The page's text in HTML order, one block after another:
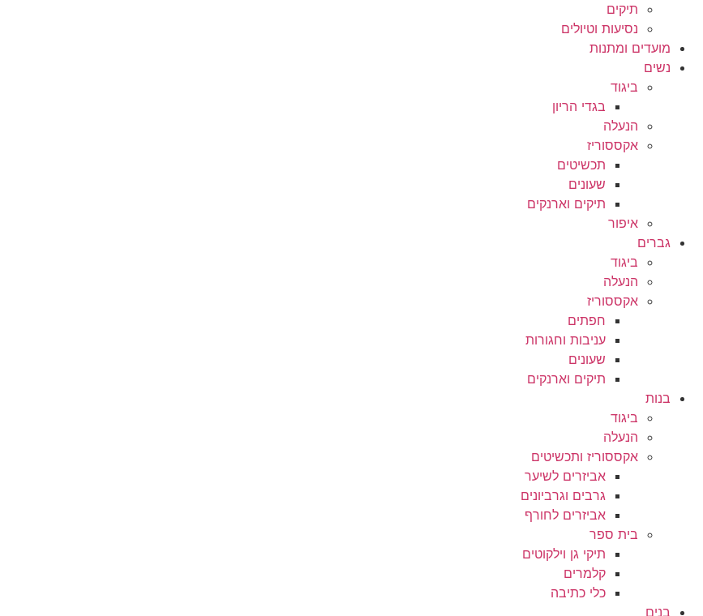
תיקים
נסיעות וטיולים
מועדים ומתנות
נשים
ביגוד
בגדי הריון
הנעלה
אקססוריז
תכשיטים
שעונים
תיקים וארנקים
איפור
גברים
ביגוד
הנעלה
אקססוריז
חפתים
עניבות וחגורות
שעונים
תיקים וארנקים
בנות
ביגוד
הנעלה
אקססוריז ותכשיטים
אביזרים לשיער
גרבים וגרביונים
אביזרים לחורף
בית ספר
תיקי גן וילקוטים
קלמרים
כלי כתיבה
בנים